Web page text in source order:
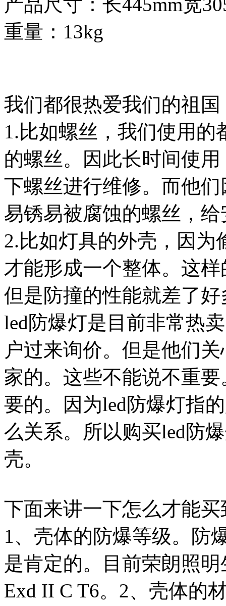
重量：13kg
我们都很热爱我们的祖国
1.比如螺丝，我们使用的
的螺丝。因此长时间使
下螺丝进行维修。而他
易锈易被腐蚀的螺丝，
2.比如灯具的外壳，因
才能形成一个整体。这
但是防撞的性能就差了好
led防爆灯是目前非常热
户过来询价。但是他们
家的。这些不能说不重
要的。因为led防爆灯指
么关系。所以购买led防
壳。
下面来讲一下怎么才能
1、壳体的防爆等级。防
是肯定的。目前荣朗照
Exd II C T6。2、壳体的